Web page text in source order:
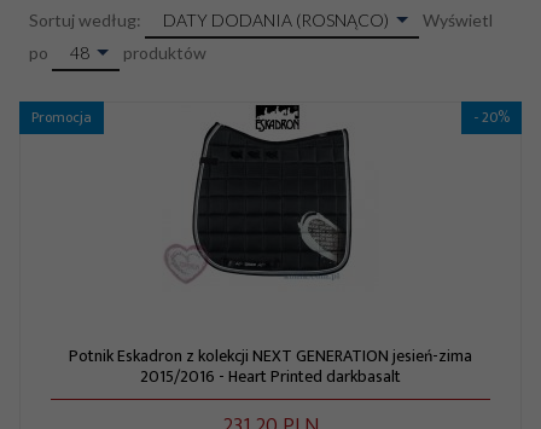
Sortuj według: sortDATY DODANIA (ROSNĄCO)
Wyświetl
po
pop48 produktów
Promocja - 20%
Potnik Eskadron z kolekcji NEXT GENERATION jesień-zima
2015/2016 - Heart Printed darkbasalt